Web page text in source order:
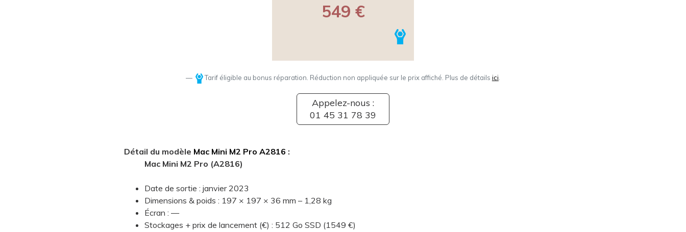
549 €
Tarif éligible au bonus réparation. Réduction non appliquée sur le prix affiché. Plus de détails ici
Appelez-nous :
01 45 31 78 39
Détail du modèle Mac Mini M2 Pro A2816 :
Mac Mini M2 Pro (A2816)
Date de sortie : janvier 2023
Dimensions & poids : 197 × 197 × 36 mm – 1,28 kg
Écran : —
Stockages + prix de lancement (€) : 512 Go SSD (1549 €)